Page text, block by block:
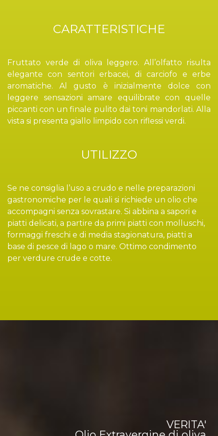
CARATTERISTICHE
Fruttato verde di oliva leggero. All’olfatto risulta
elegante con sentori erbacei, di carciofo e erbe
aromatiche. Al gusto è inizialmente dolce con
leggere sensazioni amare equilibrate con quelle
piccanti con un finale pulito dai toni mandorlati. Alla
vista si presenta giallo limpido con riflessi verdi.
UTILIZZO
Se ne consiglia l’uso a crudo e nelle preparazioni
gastronomiche per le quali si richiede un olio che
accompagni senza sovrastare. Si abbina a sapori e
piatti delicati, a partire da primi piatti con molluschi,
formaggi freschi e di media stagionatura, piatti a
base di pesce di lago o mare. Ottimo condimento
per verdure crude e cotte.
VERITA'